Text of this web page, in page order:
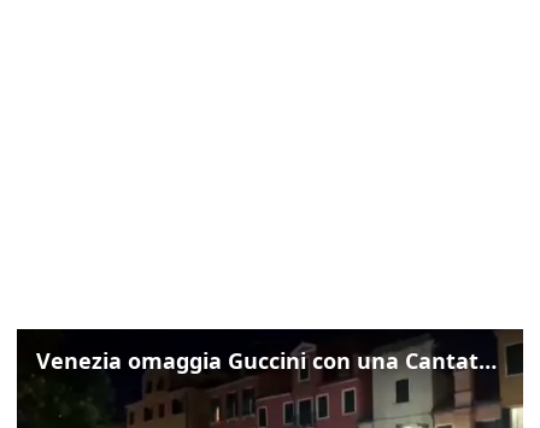
Venezia omaggia Guccini con una Cantata Anarchica in campo Santa Margherita